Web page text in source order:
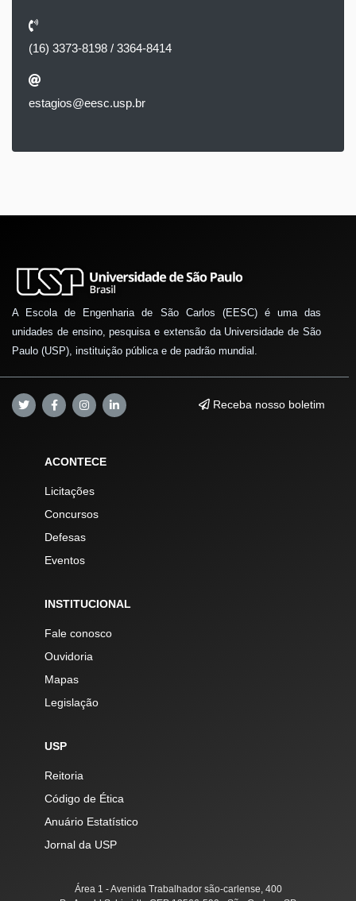
(16) 3373-8198 / 3364-8414
estagios@eesc.usp.br
A Escola de Engenharia de São Carlos (EESC) é uma das
unidades de ensino, pesquisa e extensão da Universidade de São
Paulo (USP), instituição pública e de padrão mundial.
Receba nosso boletim
ACONTECE
Licitações
Concursos
Defesas
Eventos
INSTITUCIONAL
Fale conosco
Ouvidoria
Mapas
Legislação
USP
Reitoria
Código de Ética
Anuário Estatístico
Jornal da USP
Área 1 - Avenida Trabalhador são-carlense, 400